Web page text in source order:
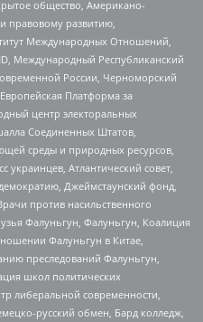
общество, Американо-
правовому развитию,
Международных Отношений,
Международный Республиканский
России, Черноморский
Платформа за
центр электоральных
Соединенных Штатов,
среды и природных ресурсов,
украинцев, Атлантический совет,
Джеймстаунский фонд,
против насильственного
Фалуньгун, Фалуньгун, Коалиция
Фалуньгун в Китае,
преследований Фалуньгун,
школ политических
либеральной современности,
русский обмен, Бард колледж,